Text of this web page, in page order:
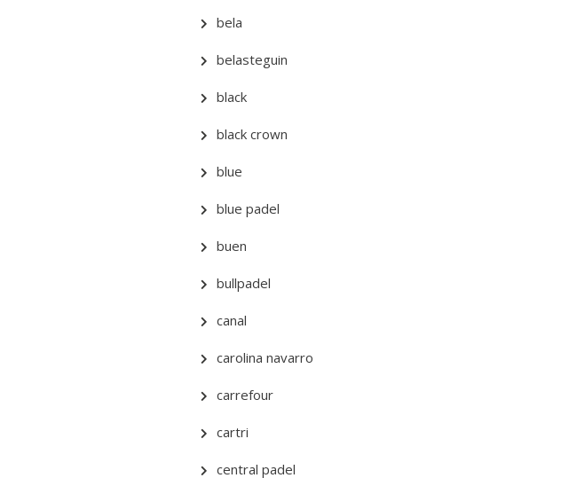
bela
belasteguin
black
black crown
blue
blue padel
buen
bullpadel
canal
carolina navarro
carrefour
cartri
central padel